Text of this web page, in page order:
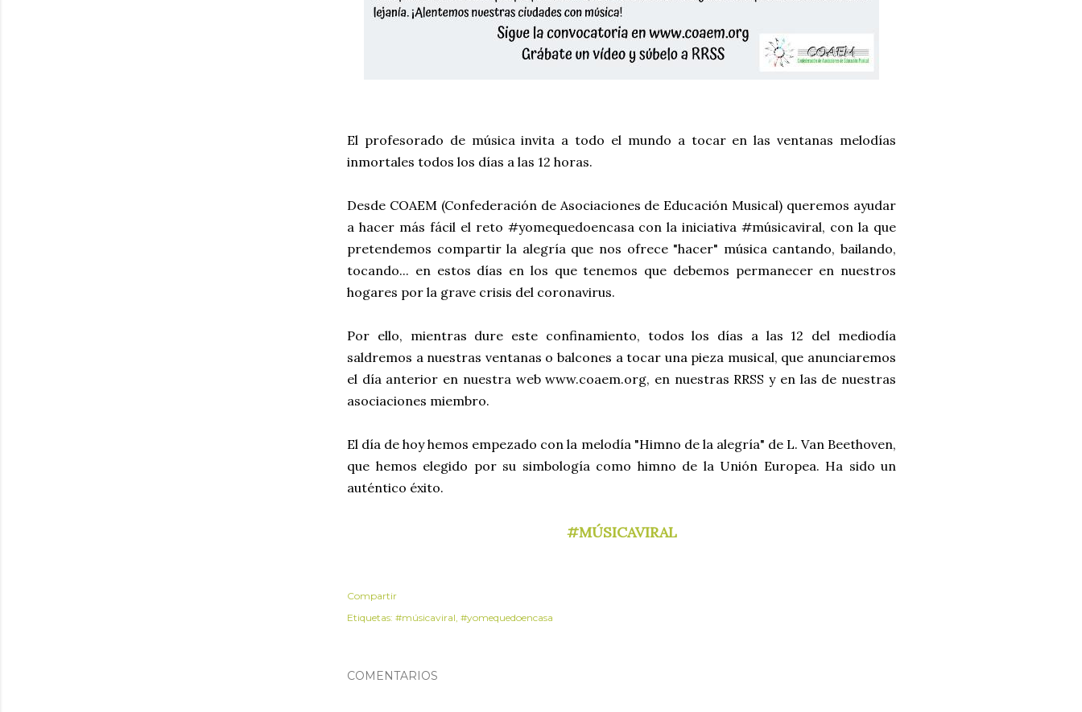
El profesorado de música invita a todo el mundo a tocar en las ventanas melodías
inmortales todos los días a las 12 horas.
Desde COAEM (Confederación de Asociaciones de Educación Musical) queremos ayudar
a hacer más fácil el reto #yomequedoencasa con la iniciativa #músicaviral, con la que
pretendemos compartir la alegría que nos ofrece "hacer" música cantando, bailando,
tocando... en estos días en los que tenemos que debemos permanecer en nuestros
hogares por la grave crisis del coronavirus.
Por ello, mientras dure este confinamiento, todos los días a las 12 del mediodía
saldremos a nuestras ventanas o balcones a tocar una pieza musical, que anunciaremos
el día anterior en nuestra web www.coaem.org, en nuestras RRSS y en las de nuestras
asociaciones miembro.
El día de hoy hemos empezado con la melodía "Himno de la alegría" de L. Van Beethoven,
que hemos elegido por su simbología como himno de la Unión Europea. Ha sido un
auténtico éxito.
#MÚSICAVIRAL
Compartir
Etiquetas: #músicaviral #yomequedoencasa
COMENTARIOS